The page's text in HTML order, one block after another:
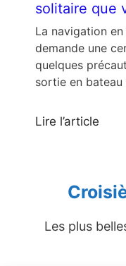
solitaire que
La navigation
demande une
quelques
sortie en
Lire l’article
Les plus